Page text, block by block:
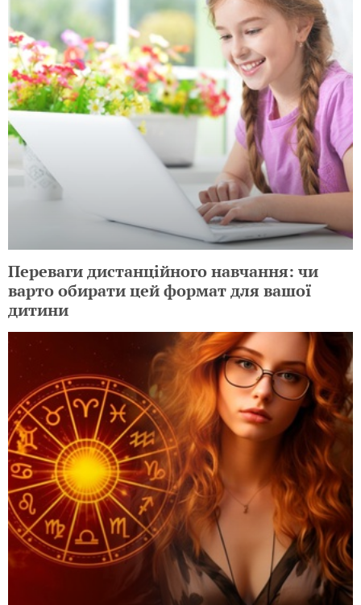
Переваги дистанційного навчання: чи
варто обирати цей формат для вашої
дитини